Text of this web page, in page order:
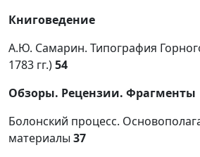
Книговедение
А.Ю. Самарин. Типография
1783 гг.)54
Обзоры. Рецензии. Фрагменты
Болонский процесс.
материалы 37